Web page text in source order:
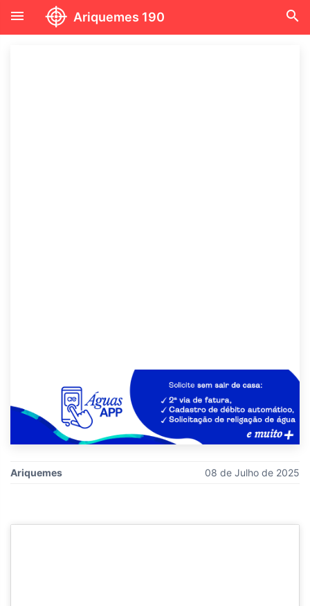
menu Ariquemes 190 search
Ariquemes 08 de Julho de 2025